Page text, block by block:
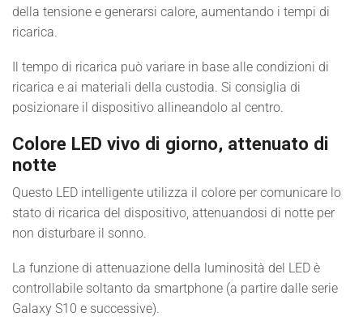
della tensione e generarsi calore, aumentando i tempi di
ricarica.
Il tempo di ricarica può variare in base alle condizioni di
ricarica e ai materiali della custodia. Si consiglia di
posizionare il dispositivo allineandolo al centro.
Colore LED vivo di giorno, attenuato di
notte
Questo LED intelligente utilizza il colore per comunicare lo
stato di ricarica del dispositivo, attenuandosi di notte per
non disturbare il sonno.
La funzione di attenuazione della luminosità del LED è
controllabile soltanto da smartphone (a partire dalle serie
Galaxy S10 e successive).